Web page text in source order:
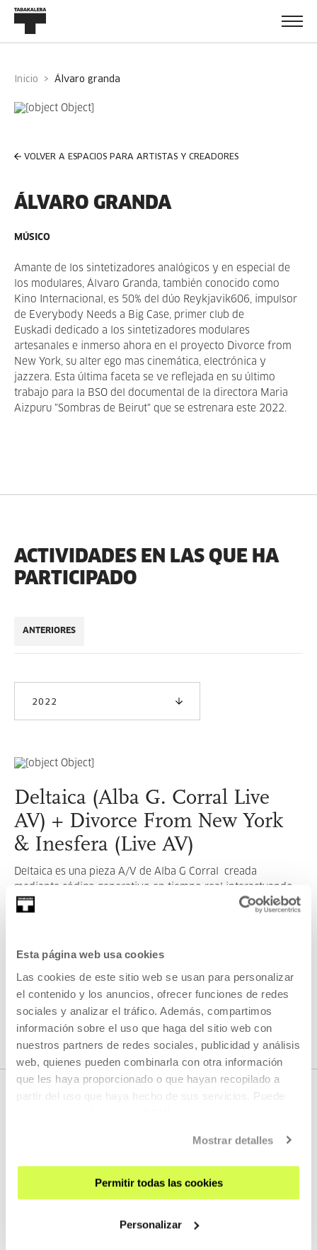
Esta página web usa cookies
Las cookies de este sitio web se usan para personalizar
el contenido y los anuncios, ofrecer funciones de redes
sociales y analizar el tráfico. Además, compartimos
información sobre el uso que haga del sitio web con
nuestros partners de redes sociales, publicidad y análisis
web, quienes pueden combinarla con otra información
que les haya proporcionado o que hayan recopilado a
partir del uso que haya hecho de sus servicios. Puede
Mostrar detalles
Permitir todas las cookies
Personalizar
Inicio álvaro granda
VOLVER A ESPACIOS PARA ARTISTAS Y CREADORES
ÁLVARO GRANDA
MÚSICO
Amante de los sintetizadores analógicos y en especial de
los modulares, Álvaro Granda, también conocido como
Kino Internacional, es 50% del dúo Reykjavik606, impulsor
de Everybody Needs a Big Case, primer club de
Euskadi dedicado a los sintetizadores modulares
artesanales e inmerso ahora en el proyecto Divorce from
New York, su alter ego mas cinemática, electrónica y
jazzera. Esta última faceta se ve reflejada en su último
trabajo para la BSO del documental de la directora Maria
Aizpuru "Sombras de Beirut" que se estrenara este 2022.
ACTIVIDADES EN LAS QUE HA
PARTICIPADO
ANTERIORES
2022
Deltaica (Alba G. Corral Live
AV) + Divorce From New York
& Inesfera (Live AV)
Deltaica es una pieza A/V de Alba G Corral creada
mediante código generativo en tiempo real interactuando
en directo con su propio aka musical, Namba.
VER TODOS LOS ARTISTAS Y CREADORES/AS